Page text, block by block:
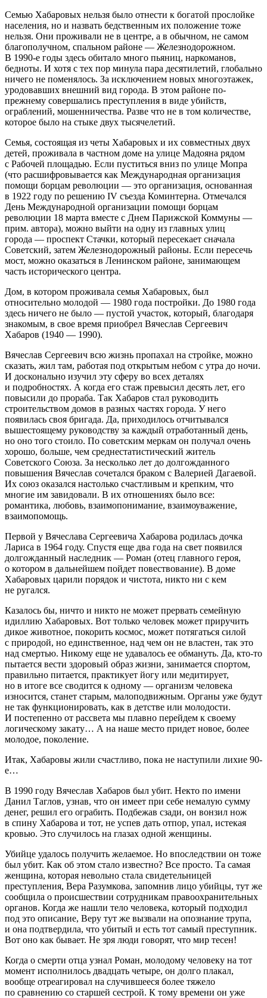
Семью Хабаровых нельзя было отнести к богатой прослойке
населения, но и назвать бедственным их положение тоже
нельзя. Они проживали не в центре, а в обычном, не самом
благополучном, спальном районе — Железнодорожном.
В 1990-е годы здесь обитало много пьяниц, наркоманов,
бедноты. И хотя с тех пор минула пара десятилетий, глобально
ничего не поменялось. За исключением новых многоэтажек,
уродовавших внешний вид города. В этом районе по-
прежнему совершались преступления в виде убийств,
ограблений, мошенничества. Разве что не в том количестве,
которое было на стыке двух тысячелетий.
Семья, состоящая из четы Хабаровых и их совместных двух
детей, проживала в частном доме на улице Мадояна рядом
с Рабочей площадью. Если пуститься вниз по улице Мопра
(что расшифровывается как Международная организация
помощи борцам революции — это организация, основанная
в 1922 году по решению IV съезда Коминтерна. Отмечался
День Международной организации помощи борцам
революции 18 марта вместе с Днем Парижской Коммуны —
прим. автора), можно выйти на одну из главных улиц
города — проспект Стачки, который пересекает сначала
Советский, затем Железнодорожный районы. Если пересечь
мост, можно оказаться в Ленинском районе, занимающем
часть исторического центра.
Дом, в котором проживала семья Хабаровых, был
относительно молодой — 1980 года постройки. До 1980 года
здесь ничего не было — пустой участок, который, благодаря
знакомым, в свое время приобрел Вячеслав Сергеевич
Хабаров (1940 — 1990).
Вячеслав Сергеевич всю жизнь пропахал на стройке, можно
сказать, жил там, работая под открытым небом с утра до ночи.
И досконально изучил эту сферу во всех деталях
и подробностях. А когда его стаж превысил десять лет, его
повысили до прораба. Так Хабаров стал руководить
строительством домов в разных частях города. У него
появилась своя бригада. Да, приходилось отчитывался
вышестоящему руководству за каждый отработанный день,
но оно того стоило. По советским меркам он получал очень
хорошо, больше, чем среднестатистический житель
Советского Союза. За несколько лет до долгожданного
повышения Вячеслав сочетался браком с Валерией Дагаевой.
Их союз оказался настолько счастливым и крепким, что
многие им завидовали. В их отношениях было все:
романтика, любовь, взаимопонимание, взаимоуважение,
взаимопомощь.
Первой у Вячеслава Сергеевича Хабарова родилась дочка
Лариса в 1964 году. Спустя еще два года на свет появился
долгожданный наследник — Роман (отец главного героя,
о котором в дальнейшем пойдет повествование). В доме
Хабаровых царили порядок и чистота, никто ни с кем
не ругался.
Казалось бы, ничто и никто не может прервать семейную
идиллию Хабаровых. Вот только человек может приручить
дикое животное, покорить космос, может потягаться силой
с природой, но единственное, над чем он не властен, так это
над смертью. Никому еще не удавалось ее обмануть. Да, кто-то
пытается вести здоровый образ жизни, занимается спортом,
правильно питается, практикует йогу или медитирует,
но в итоге все сводится к одному — организм человека
износится, станет старым, малоподвижным. Органы уже будут
не так функционировать, как в детстве или молодости.
И постепенно от рассвета мы плавно перейдем к своему
логическому закату… А на наше место придет новое, более
молодое, поколение.
Итак, Хабаровы жили счастливо, пока не наступили лихие 90-
е…
В 1990 году Вячеслав Хабаров был убит. Некто по имени
Данил Таглов, узнав, что он имеет при себе немалую сумму
денег, решил его ограбить. Подбежав сзади, он вонзил нож
в спину Хабарова и тот, не успев дать отпор, упал, истекая
кровью. Это случилось на глазах одной женщины.
Убийце удалось получить желаемое. Но впоследствии он тоже
был убит. Как об этом стало известно? Все просто. Та самая
женщина, которая невольно стала свидетельницей
преступления, Вера Разумкова, запомнив лицо убийцы, тут же
сообщила о происшествии сотрудникам правоохранительных
органов. Когда же нашли тело человека, который подходил
под это описание, Веру тут же вызвали на опознание трупа,
и она подтвердила, что убитый и есть тот самый преступник.
Вот оно как бывает. Не зря люди говорят, что мир тесен!
Когда о смерти отца узнал Роман, молодому человеку на тот
момент исполнилось двадцать четыре, он долго плакал,
вообще отреагировал на случившееся более тяжело
по сравнению со старшей сестрой. К тому времени он уже